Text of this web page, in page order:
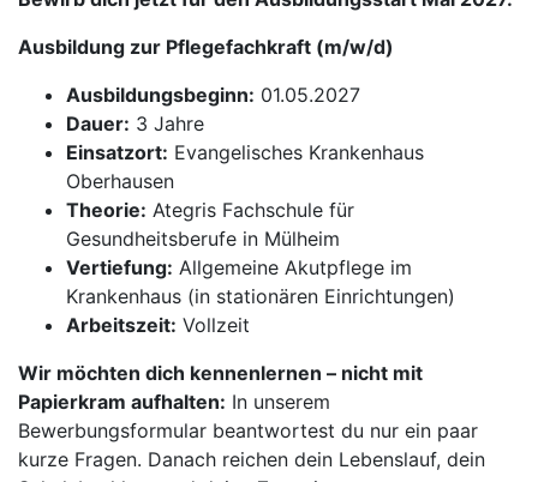
Ausbildung zur Pflegefachkraft (m/w/d)
Ausbildungsbeginn: 01.05.2027
Dauer: 3 Jahre
Einsatzort: Evangelisches Krankenhaus
Oberhausen
Theorie: Ategris Fachschule für
Gesundheitsberufe in Mülheim
Vertiefung: Allgemeine Akutpflege im
Krankenhaus (in stationären Einrichtungen)
Arbeitszeit: Vollzeit
Wir möchten dich kennenlernen – nicht mit
Papierkram aufhalten: In unserem
Bewerbungsformular beantwortest du nur ein paar
kurze Fragen. Danach reichen dein Lebenslauf, dein